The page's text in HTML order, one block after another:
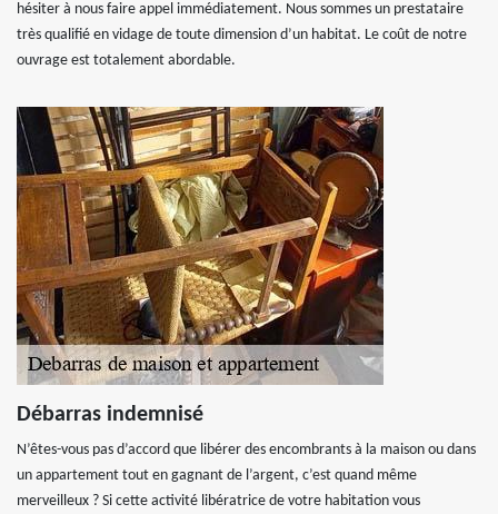
hésiter à nous faire appel immédiatement. Nous sommes un prestataire
très qualifié en vidage de toute dimension d’un habitat. Le coût de notre
ouvrage est totalement abordable.
Débarras indemnisé
N’êtes-vous pas d’accord que libérer des encombrants à la maison ou dans
un appartement tout en gagnant de l’argent, c’est quand même
merveilleux ? Si cette activité libératrice de votre habitation vous